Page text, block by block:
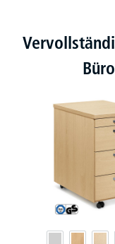
Produktgalerie überspringen